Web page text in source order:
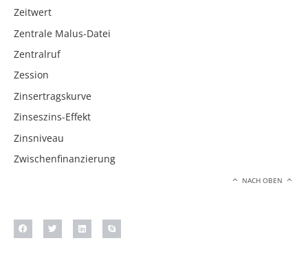
Zeitwert
Zentrale Malus-Datei
Zentralruf
Zession
Zinsertragskurve
Zinseszins-Effekt
Zinsniveau
Zwischenfinanzierung
NACH OBEN